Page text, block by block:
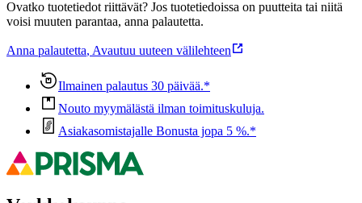
Ovatko tuotetiedot riittävät? Jos tuotetiedoissa on puutteita tai niitä
voisi muuten parantaa, anna palautetta.
Anna palautetta, Avautuu uuteen välilehteen
Ilmainen palautus 30 päivää.*
Nouto myymälästä ilman toimituskuluja.
Asiakasomistajalle Bonusta jopa 5 %.*